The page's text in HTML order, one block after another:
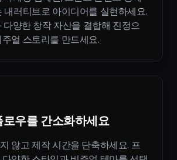
내러티브로 아이디어를 실현하세요.
다양한 창작 자산을 결합해 진정으
얼 스토리를 만드세요.
우를 간소화하세요
않고 제작 시간을 단축하세요. 프